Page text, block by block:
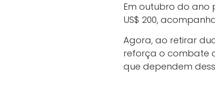
Em outubro do ano
US$ 200,
Agora, ao retirar
reforça o combate
que dependem